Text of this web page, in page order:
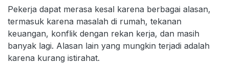
Pekerja dapat merasa kesal karena berbagai alasan,
termasuk karena masalah di rumah, tekanan
keuangan, konflik dengan rekan kerja, dan masih
banyak lagi. Alasan lain yang mungkin terjadi adalah
karena kurang istirahat.